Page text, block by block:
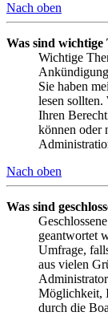
Nach oben
Was sind wichtige
Wichtige
Sie haben
lesen sollten.
Ihren
können oder
Nach oben
Was sind
geantwortet
Umfrage,
aus vielen
Möglichkeit,
durch die